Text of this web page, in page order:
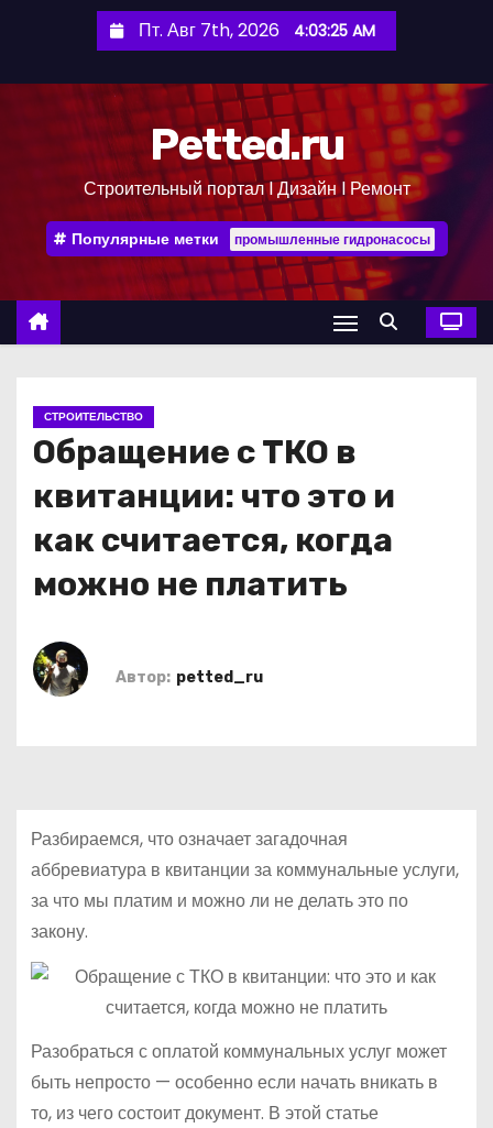
е
Пт. Авг 7th, 2026 4:03:26 AM
Petted.ru
Строительный портал l Дизайн l Ремонт
Популярные метки промышленные гидронасосы
СТРОИТЕЛЬСТВО
Обращение с ТКО в
квитанции: что это и
как считается, когда
можно не платить
Автор: petted_ru
Разбираемся, что означает загадочная
аббревиатура в квитанции за коммунальные услуги,
за что мы платим и можно ли не делать это по
закону.
Разобраться с оплатой коммунальных услуг может
быть непросто — особенно если начать вникать в
то, из чего состоит документ. В этой статье